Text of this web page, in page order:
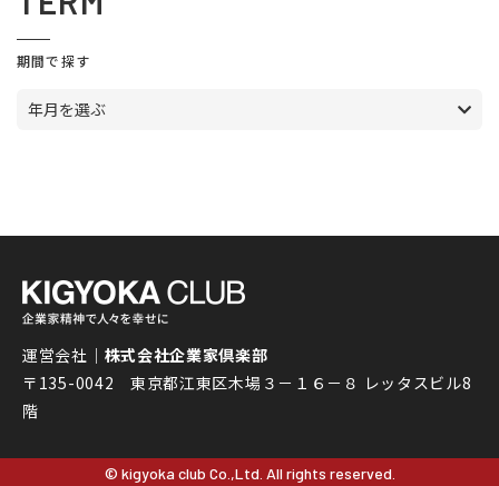
期間で探す
年月を選ぶ
運営会社｜ 株式会社企業家倶楽部
〒135-0042 東京都江東区木場３－１６－８ レッタスビル8
階
© kigyoka club Co.,Ltd. All rights reserved.